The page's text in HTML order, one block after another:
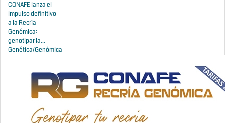
CONAFE lanza el
impulso definitivo
a la Recría
Genómica:
genotipar la...
Genética/Genómica